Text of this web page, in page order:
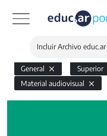
Incluir Archivo educ.ar
General Superior
Material audiovisual